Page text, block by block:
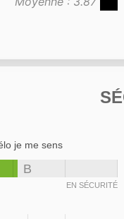
je me sens
B
EN SÉCURITÉ